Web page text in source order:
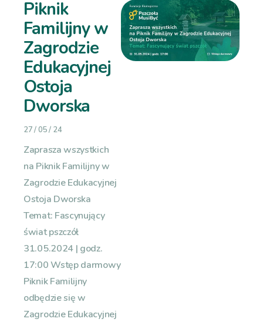
Piknik
Familijny w
Zagrodzie
Edukacyjnej
Ostoja
Dworska
27 / 05 / 24
Zaprasza wszystkich
na Piknik Familijny w
Zagrodzie Edukacyjnej
Ostoja Dworska
Temat: Fascynujący
świat pszczół
31.05.2024 | godz.
17:00 Wstęp darmowy
Piknik Familijny
odbędzie się w
Zagrodzie Edukacyjnej